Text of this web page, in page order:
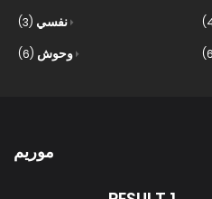
نفسي (3)
وحوش (6)
موريم